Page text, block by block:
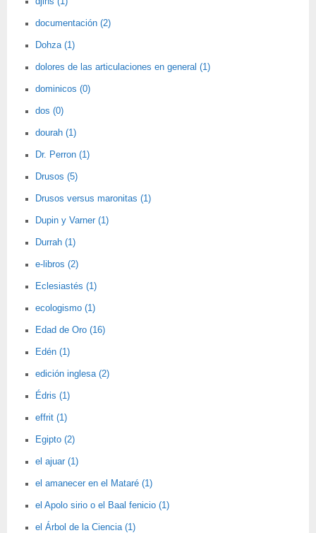
documentación (2)
Dohza (1)
dolores de las articulaciones en general (1)
dominicos (0)
dos (0)
dourah (1)
Dr. Perron (1)
Drusos (5)
Drusos versus maronitas (1)
Dupin y Varner (1)
Durrah (1)
e-libros (2)
Eclesiastés (1)
ecologismo (1)
Edad de Oro (16)
Edén (1)
edición inglesa (2)
Édris (1)
effrit (1)
Egipto (2)
el ajuar (1)
el amanecer en el Mataré (1)
el Apolo sirio o el Baal fenicio (1)
el Árbol de la Ciencia (1)